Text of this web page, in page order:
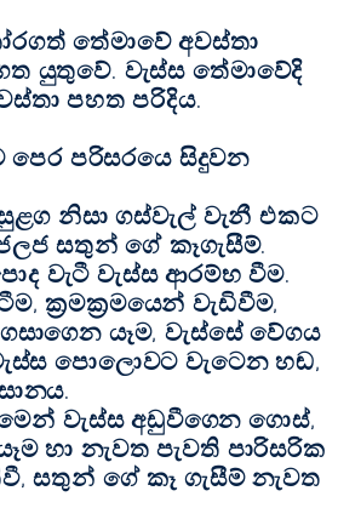
තේමාවේ අවස්‌තා
යුතුවේ. වැස්‌ස තේමාවේදි
පහත පරිදිය.
පෙර පරිසරයෙ සිදුවන
නිසා ගස්‌වැල් වැනී එකට
සතුන් ගේ කෑගැසීම්.
වැටී වැස්‌ස ආරම්භ වීම.
ක්‍රමක්‍රමයෙන් වැඩිවීම,
යෑම, වැස්‌සේ වේගය
පොලොවට වැටෙන හඬ,
වැස්‌ස අඩුවීගෙන ගොස්‌,
හා නැවත පැවති පාරිසරික
සතුන් ගේ කෑ ගැසීම් නැවත